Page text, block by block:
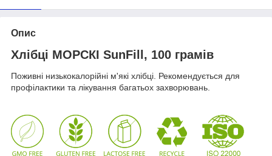
Опис
Хлібці МОРСКІ SunFill, 100 грамів
Поживні низькокалорійні м'які хлібці. Рекомендується для
профілактики та лікування багатьох захворювань.